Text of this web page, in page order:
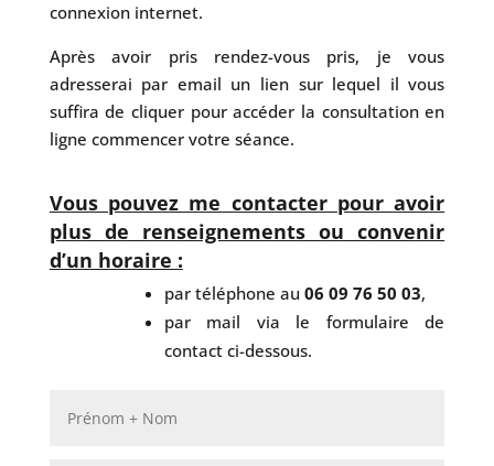
connexion internet.
Après avoir pris rendez-vous pris, je vous
adresserai par email un lien sur lequel il vous
suffira de cliquer pour accéder la consultation en
ligne commencer votre séance.
Vous pouvez me contacter pour avoir
plus de renseignements ou convenir
d’un horaire :
par téléphone au 06 09 76 50 03,
par mail via le formulaire de
contact ci-dessous.